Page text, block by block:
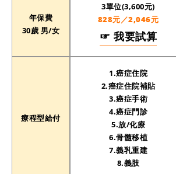
年保費
30歲 男/女
3單位(3,600元)
828元／2,046元
☞ 我要試算
療程型給付
1.癌症住院
2.癌症住院補貼
3.癌症手術
4.癌症門診
5.放/化療
6.骨髓移植
7.義乳重建
8.義肢